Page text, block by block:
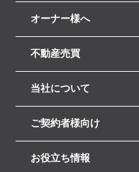
オーナー様へ
不動産売買
当社について
ご契約者様向け
お役立ち情報